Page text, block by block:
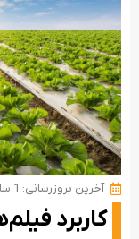
آخرین بروزرسانی: 1 سال قبل
کاربرد